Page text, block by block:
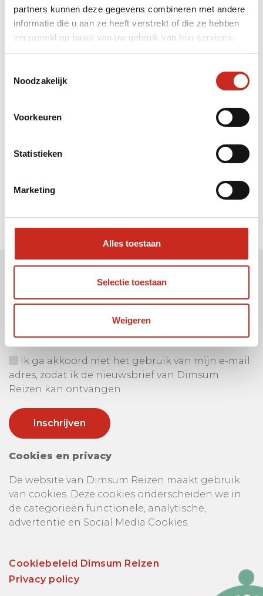
partners kunnen deze gegevens combineren met andere
informatie die u aan ze heeft verstrekt of die ze hebben
verzameld op basis van uw gebruik van hun services.
Noodzakelijk
Voorkeuren
Statistieken
Marketing
Alles toestaan
Selectie toestaan
Weigeren
Liever meteen contact met
- ?
Mail: info@dim-sum.nl
Uw e-mail adres:
Ik ga akkoord met het gebruik van mijn e-mail
adres, zodat ik de nieuwsbrief van Dimsum
Reizen kan ontvangen.
Cookies en privacy
De website van Dimsum Reizen maakt gebruik
van cookies. Deze cookies onderscheiden we in
de categorieën functionele, analytische,
advertentie en Social Media Cookies.
Cookiebeleid Dimsum Reizen
Privacy policy